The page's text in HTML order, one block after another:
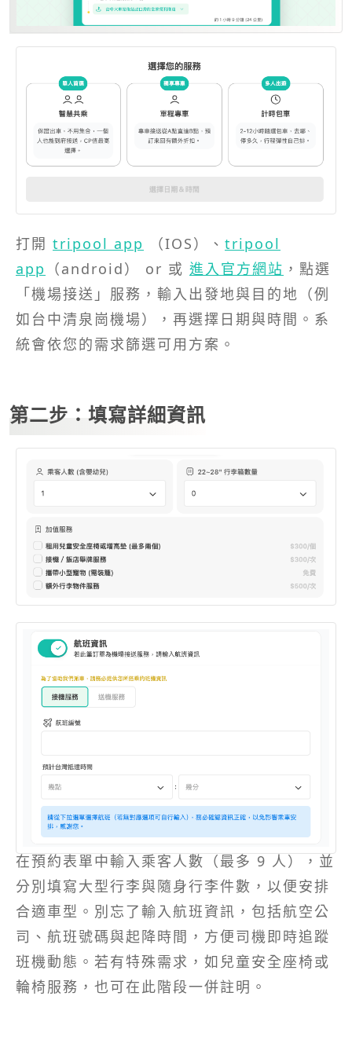
打開 tripool app （IOS）、 tripool
app
（android） or 或 進入官方網站 ，點選
「機場接送」服務，輸入出發地與目的地（例
如台中清泉崗機場），再選擇日期與時間。系
統會依您的需求篩選可用方案。
第二步：填寫詳細資訊
在預約表單中輸入乘客人數（最多 9 人），並
分別填寫大型行李與隨身行李件數，以便安排
合適車型。別忘了輸入航班資訊，包括航空公
司、航班號碼與起降時間，方便司機即時追蹤
班機動態。若有特殊需求，如兒童安全座椅或
輪椅服務，也可在此階段一併註明。